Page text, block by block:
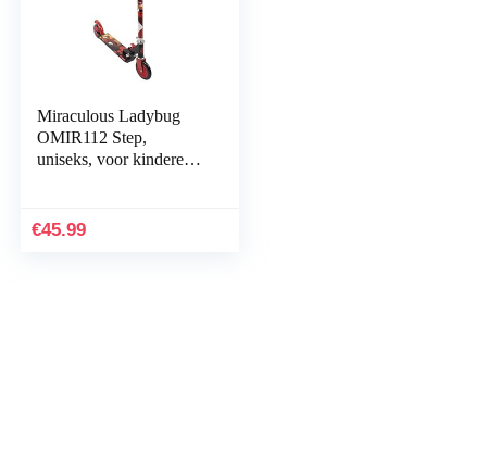
Miraculous Ladybug
OMIR112 Step,
uniseks, voor kinderen,
€45.99